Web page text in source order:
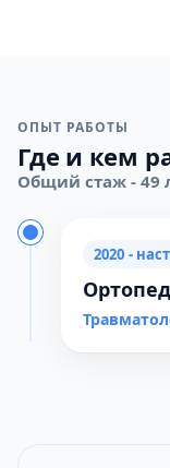
ОПЫТ РАБОТЫ
Где и кем
Общий стаж - 49
2020 -